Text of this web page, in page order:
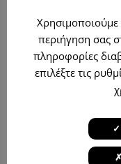
περιήγηση σας
πληροφορίες
επιλέξτε τις